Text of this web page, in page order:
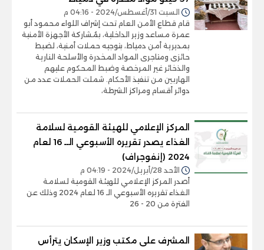
السبت 31/أغسطس/2024 - 04:16 م
قام قطاع الأمن العام تحت إشراف اللواء محمود أبو
عمرة مساعد وزير الداخلية، بمُشاركة الأجهزة الأمنية
بمديرية أمن دمياط، بتوجيه حملات أمنية، لضبط
حائزى ومتاجرى المواد المخدرة والأسلحة النارية
والذخائر غير المرخصة وضبط المحكوم عليهم
الهاربين من تنفيذ الأحكام. شملت الحملات عدد من
دوائر أقسام ومراكز الشرطة،
المركز الإعلامي للهيئة القومية لسلامة
الغذاء يصدر تقريره الأسبوعي الــ 16 لعام
2024 (إنفوجراف)
الأحد 28/أبريل/2024 - 04:19 م
أصدر المركز الإعلامي للهيئة القومية لسلامة
الغذاء تقريره الأسبوعي الـ 16 لعام 2024 وذلك عن
الفترة من 20 - 26
المشرف على مكتب وزير الإسكان يترأس